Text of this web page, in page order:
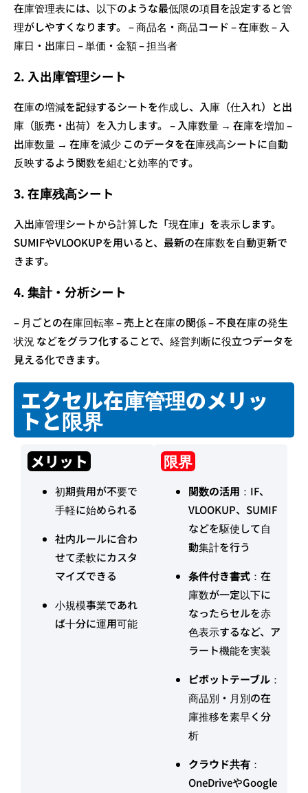
在庫管理表には、以下のような最低限の項目を設定すると管
理がしやすくなります。 – 商品名・商品コード – 在庫数 – 入
庫日・出庫日 – 単価・金額 – 担当者
2. 入出庫管理シート
在庫の増減を記録するシートを作成し、入庫（仕入れ）と出
庫（販売・出荷）を入力します。 – 入庫数量 → 在庫を増加 –
出庫数量 → 在庫を減少 このデータを在庫残高シートに自動
反映するよう関数を組むと効率的です。
3. 在庫残高シート
入出庫管理シートから計算した「現在庫」を表示します。
SUMIFやVLOOKUPを用いると、最新の在庫数を自動更新で
きます。
4. 集計・分析シート
– 月ごとの在庫回転率 – 売上と在庫の関係 – 不良在庫の発生
状況 などをグラフ化することで、経営判断に役立つデータを
見える化できます。
エクセル在庫管理のメリッ
トと限界
メリット
初期費用が不要で
手軽に始められる
社内ルールに合わ
せて柔軟にカスタ
マイズできる
小規模事業であれ
ば十分に運用可能
限界
関数の活用 ：IF、
VLOOKUP、SUMIF
などを駆使して自
動集計を行う
条件付き書式 ：在
庫数が一定以下に
なったらセルを赤
色表示するなど、ア
ラート機能を実装
ピボットテーブル ：
商品別・月別の在
庫推移を素早く分
析
クラウド共有 ：
OneDriveやGoogle